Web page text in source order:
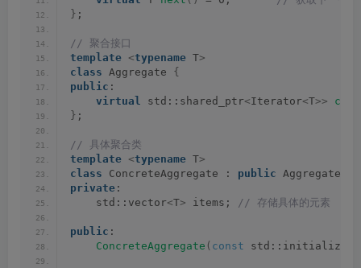
} ;
// 聚合接口
template <typename T>
class Aggregate {
public :
virtual std::shared_ptr<Iterator<T>>
} ;
// 具体聚合类
template <typename T>
class ConcreteAggregate : public Aggregate
private :
    std::vector
<T> items; // 存储具体的元素
public :
ConcreteAggregate ( const